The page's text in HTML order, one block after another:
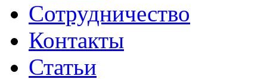
Сотрудничество
Контакты
Статьи